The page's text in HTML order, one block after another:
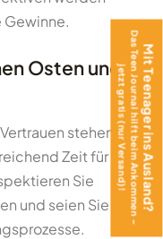
Osten und
stehen
Zeit für
Sie
und seien Sie
Mit Teenager ins Ausland?
Das Teen Journal hilft beim Ankommen –
jetzt gratis (nur Versand)!